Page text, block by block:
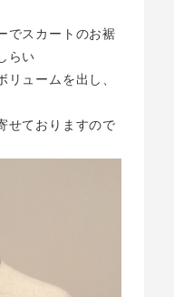
でスカートのお裾
らい
ュームを出し、
せておりますので